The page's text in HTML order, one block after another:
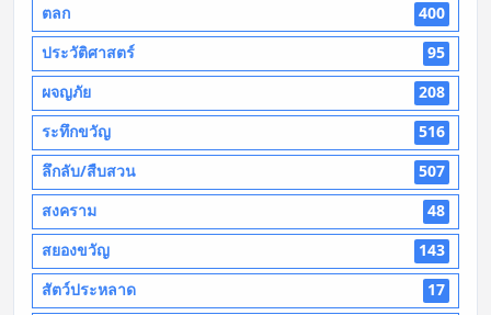
ตลก
400
ประวัติศาสตร์
95
ผจญภัย
208
ระทึกขวัญ
516
ลึกลับ/สืบสวน
507
สงคราม
48
สยองขวัญ
143
สัตว์ประหลาด
17